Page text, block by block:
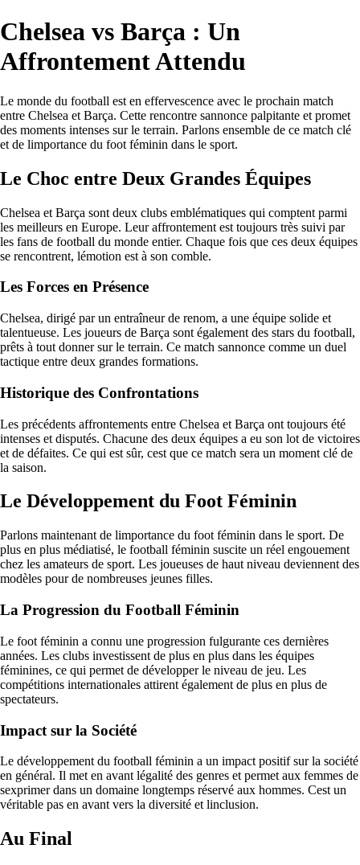
Chelsea vs Barça : Un
Affrontement Attendu
Le monde du football est en effervescence avec le prochain match
entre Chelsea et Barça. Cette rencontre sannonce palpitante et promet
des moments intenses sur le terrain. Parlons ensemble de ce match clé
et de limportance du foot féminin dans le sport.
Le Choc entre Deux Grandes Équipes
Chelsea et Barça sont deux clubs emblématiques qui comptent parmi
les meilleurs en Europe. Leur affrontement est toujours très suivi par
les fans de football du monde entier. Chaque fois que ces deux équipes
se rencontrent, lémotion est à son comble.
Les Forces en Présence
Chelsea, dirigé par un entraîneur de renom, a une équipe solide et
talentueuse. Les joueurs de Barça sont également des stars du football,
prêts à tout donner sur le terrain. Ce match sannonce comme un duel
tactique entre deux grandes formations.
Historique des Confrontations
Les précédents affrontements entre Chelsea et Barça ont toujours été
intenses et disputés. Chacune des deux équipes a eu son lot de victoires
et de défaites. Ce qui est sûr, cest que ce match sera un moment clé de
la saison.
Le Développement du Foot Féminin
Parlons maintenant de limportance du foot féminin dans le sport. De
plus en plus médiatisé, le football féminin suscite un réel engouement
chez les amateurs de sport. Les joueuses de haut niveau deviennent des
modèles pour de nombreuses jeunes filles.
La Progression du Football Féminin
Le foot féminin a connu une progression fulgurante ces dernières
années. Les clubs investissent de plus en plus dans les équipes
féminines, ce qui permet de développer le niveau de jeu. Les
compétitions internationales attirent également de plus en plus de
spectateurs.
Impact sur la Société
Le développement du football féminin a un impact positif sur la société
en général. Il met en avant légalité des genres et permet aux femmes de
sexprimer dans un domaine longtemps réservé aux hommes. Cest un
véritable pas en avant vers la diversité et linclusion.
Au Final